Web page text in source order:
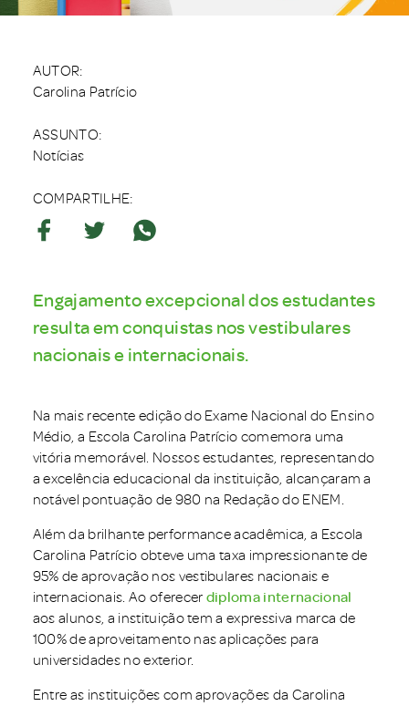
AUTOR:
Carolina Patrício
ASSUNTO:
Notícias
COMPARTILHE:
Engajamento excepcional dos estudantes
resulta em conquistas nos vestibulares
nacionais e internacionais.
Na mais recente edição do Exame Nacional do Ensino
Médio, a Escola Carolina Patrício comemora uma
vitória memorável. Nossos estudantes, representando
a excelência educacional da instituição, alcançaram a
notável pontuação de 980 na Redação do ENEM.
Além da brilhante performance acadêmica, a Escola
Carolina Patrício obteve uma taxa impressionante de
95% de aprovação nos vestibulares nacionais e
internacionais. Ao oferecer diploma internacional
aos alunos, a instituição tem a expressiva marca de
100% de aproveitamento nas aplicações para
universidades no exterior.
Entre as instituições com aprovações da Carolina